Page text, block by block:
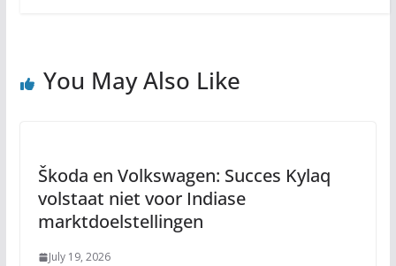
You May Also Like
Škoda en Volkswagen: Succes Kylaq
volstaat niet voor Indiase
marktdoelstellingen
July 19, 2026